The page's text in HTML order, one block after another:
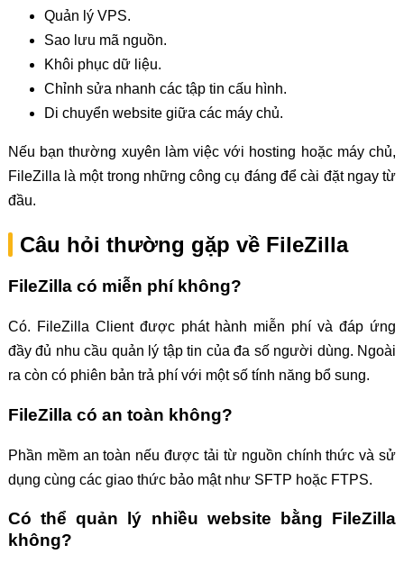
Quản lý VPS.
Sao lưu mã nguồn.
Khôi phục dữ liệu.
Chỉnh sửa nhanh các tập tin cấu hình.
Di chuyển website giữa các máy chủ.
Nếu bạn thường xuyên làm việc với hosting hoặc máy chủ,
FileZilla là một trong những công cụ đáng để cài đặt ngay từ
đầu.
Câu hỏi thường gặp về FileZilla
FileZilla có miễn phí không?
Có. FileZilla Client được phát hành miễn phí và đáp ứng
đầy đủ nhu cầu quản lý tập tin của đa số người dùng. Ngoài
ra còn có phiên bản trả phí với một số tính năng bổ sung.
FileZilla có an toàn không?
Phần mềm an toàn nếu được tải từ nguồn chính thức và sử
dụng cùng các giao thức bảo mật như SFTP hoặc FTPS.
Có thể quản lý nhiều website bằng FileZilla
không?